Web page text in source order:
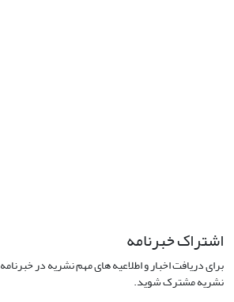
اشتراک خبرنامه
برای دریافت اخبار و اطلاعیه های مهم نشریه در خبرنامه
نشریه مشترک شوید.